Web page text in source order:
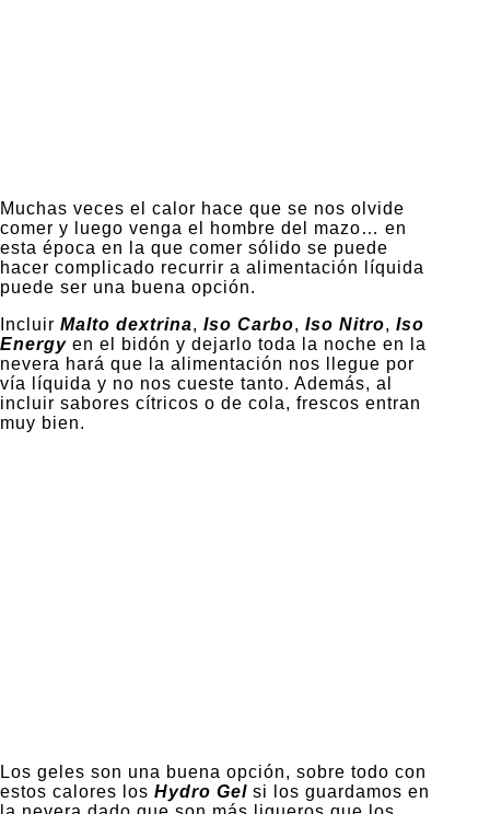
Muchas veces el calor hace que se nos olvide
comer y luego venga el hombre del mazo… en
esta época en la que comer sólido se puede
hacer complicado recurrir a alimentación líquida
puede ser una buena opción.
Incluir Malto dextrina, Iso Carbo, Iso Nitro, Iso
Energy en el bidón y dejarlo toda la noche en la
nevera hará que la alimentación nos llegue por
vía líquida y no nos cueste tanto. Además, al
incluir sabores cítricos o de cola, frescos entran
muy bien.
Los geles son una buena opción, sobre todo con
estos calores los Hydro Gel si los guardamos en